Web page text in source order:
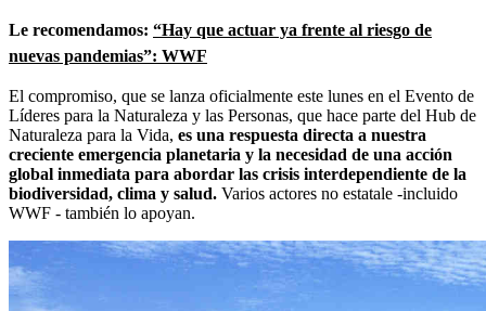
Le recomendamos: “Hay que actuar ya frente al riesgo de
nuevas pandemias”: WWF
El compromiso, que se lanza oficialmente este lunes en el Evento de
Líderes para la Naturaleza y las Personas, que hace parte del Hub de
Naturaleza para la Vida, es una respuesta directa a nuestra
creciente emergencia planetaria y la necesidad de una acción
global inmediata para abordar las crisis interdependiente de la
biodiversidad, clima y salud. Varios actores no estatale -incluido
WWF - también lo apoyan.